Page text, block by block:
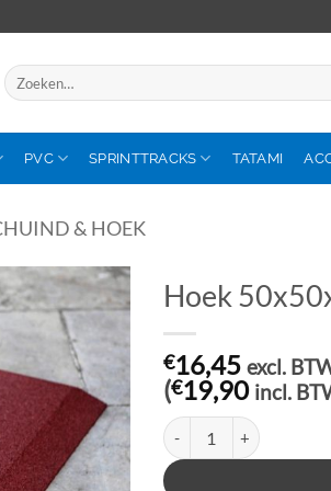
Zoeken
naar:
PVC SPRINTTRACKS TATAMI
& HOEK
Hoek
€16,45 excl.
(€19,90 incl.
Hoek 50x50x3cm - Rood